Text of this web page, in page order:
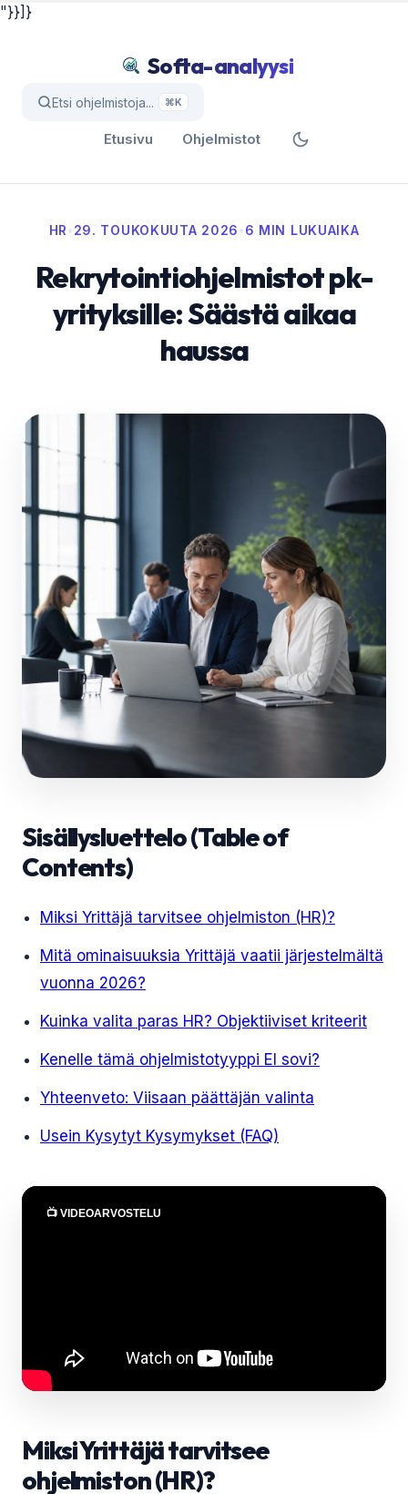
"}}]}
Softa-analyysi
Etsi ohjelmistoja... ⌘K
Etusivu Ohjelmistot
HR•29. TOUKOKUUTA 2026•6 MIN LUKUAIKA
Rekrytointiohjelmistot pk-
yrityksille: Säästä aikaa
haussa
Sisällysluettelo (Table of
Contents)
Miksi Yrittäjä tarvitsee ohjelmiston (HR)?
Mitä ominaisuuksia Yrittäjä vaatii järjestelmältä
vuonna 2026?
Kuinka valita paras HR? Objektiiviset kriteerit
Kenelle tämä ohjelmistotyyppi EI sovi?
Yhteenveto: Viisaan päättäjän valinta
Usein Kysytyt Kysymykset (FAQ)
📺 VIDEOARVOSTELU
Miksi Yrittäjä tarvitsee
ohjelmiston (HR)?